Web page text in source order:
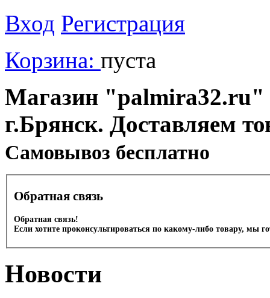
Вход Регистрация
Корзина: пуста
Магазин "palmira32.ru"
г.Брянск. Доставляем
Cамовывоз бесплатно
Обратная связь
Обратная связь!
Если хотите проконсультироваться по какому-либо товару, мы
Новости